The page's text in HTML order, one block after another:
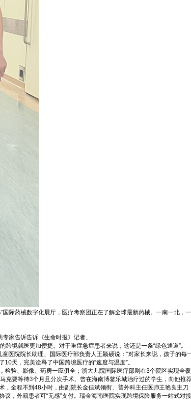
际药械数字化展厅，医疗考察团正在了解全球最新药械。一南一北
家告诉告诉《生命时报》记者。
境就医更加便捷。对于重症急症患者来说，这还是一条“绿色通道”。
院院长助理、国际医疗部负责人王颖硕说：“对家长来说，孩子的
天，完美诠释了中国跨境医疗的“速度与温度”。
验、影像、药房一应俱全；浙大儿院国际医疗部则在3个院区实现全覆
要等待3个月且分次手术。曾在海南博鳌乐城治疗过的学生，向他推
，全程不到48小时，由副院长金佳斌领衔、普外科主任医师王艳良主刀
，外籍患者可“无感”支付。瑞金海南医院实现跨境保险服务一站式